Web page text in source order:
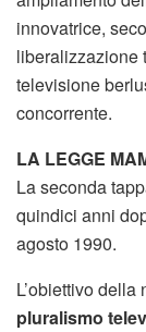
innovatrice,
liberalizzazione
televisione
concorrente.
LA LEGGE
La seconda
quindici anni
agosto 1990.
L’obiettivo
pluralismo